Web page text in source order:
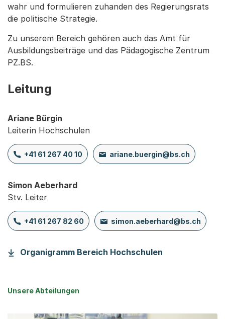
wahr und formulieren zuhanden des Regierungsrats
die politische Strategie.
Zu unserem Bereich gehören auch das Amt für
Ausbildungsbeiträge und das Pädagogische Zentrum
PZ.BS.
Leitung
Ariane Bürgin
Leiterin Hochschulen
+41 61 267 40 10 ariane.buergin@bs.ch
Simon Aeberhard
Stv. Leiter
+41 61 267 82 60 simon.aeberhard@bs.ch
Organigramm Bereich Hochschulen
Unsere Abteilungen